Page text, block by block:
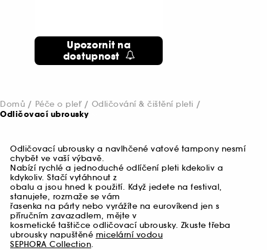
Upozornit na
dostupnost
Domů Péče o pleť Odličování & čištění pleti
Odličovací ubrousky
Odličovací ubrousky a navlhčené vatové tampony nesmí
chybět ve vaší výbavě.
Nabízí rychlé a jednoduché odlíčení pleti kdekoliv a
kdykoliv. Stačí vytáhnout z
obalu a jsou hned k použití. Když jedete na festival,
stanujete, rozmaže se vám
řasenka na párty nebo vyrážíte na eurovíkend jen s
příručním zavazadlem, mějte v
kosmetické taštičce odličovací ubrousky. Zkuste třeba
ubrousky napuštěné micelární vodou
SEPHORA Collection.